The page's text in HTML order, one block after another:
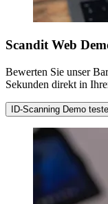
Scandit Web
Bewerten Sie unser
Sekunden direkt in
ID-Scanning Demo